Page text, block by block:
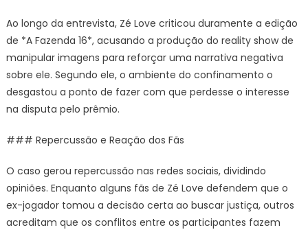
Ao longo da entrevista, Zé Love criticou duramente a edição
de *A Fazenda 16*, acusando a produção do reality show de
manipular imagens para reforçar uma narrativa negativa
sobre ele. Segundo ele, o ambiente do confinamento o
desgastou a ponto de fazer com que perdesse o interesse
na disputa pelo prêmio.
### Repercussão e Reação dos Fãs
O caso gerou repercussão nas redes sociais, dividindo
opiniões. Enquanto alguns fãs de Zé Love defendem que o
ex-jogador tomou a decisão certa ao buscar justiça, outros
acreditam que os conflitos entre os participantes fazem